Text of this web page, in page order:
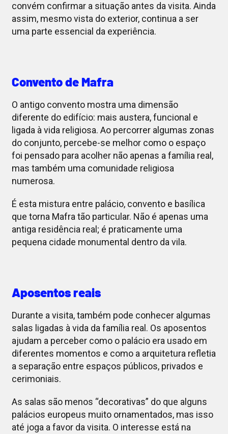
convém confirmar a situação antes da visita. Ainda
assim, mesmo vista do exterior, continua a ser
uma parte essencial da experiência.
Convento de Mafra
O antigo convento mostra uma dimensão
diferente do edifício: mais austera, funcional e
ligada à vida religiosa. Ao percorrer algumas zonas
do conjunto, percebe-se melhor como o espaço
foi pensado para acolher não apenas a família real,
mas também uma comunidade religiosa
numerosa.
É esta mistura entre palácio, convento e basílica
que torna Mafra tão particular. Não é apenas uma
antiga residência real; é praticamente uma
pequena cidade monumental dentro da vila.
Aposentos reais
Durante a visita, também pode conhecer algumas
salas ligadas à vida da família real. Os aposentos
ajudam a perceber como o palácio era usado em
diferentes momentos e como a arquitetura refletia
a separação entre espaços públicos, privados e
cerimoniais.
As salas são menos “decorativas” do que alguns
palácios europeus muito ornamentados, mas isso
até joga a favor da visita. O interesse está na